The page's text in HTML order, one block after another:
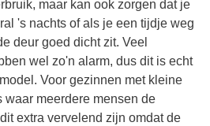
maar kan ook zorgen dat je
's nachts of als je een tijdje weg
deur goed dicht zit. Veel
wel zo'n alarm, dus dit is echt
Voor gezinnen met kleine
waar meerdere mensen de
extra vervelend zijn omdat de